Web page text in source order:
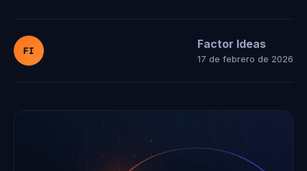
FI Factor Ideas
17 de febrero de 2026